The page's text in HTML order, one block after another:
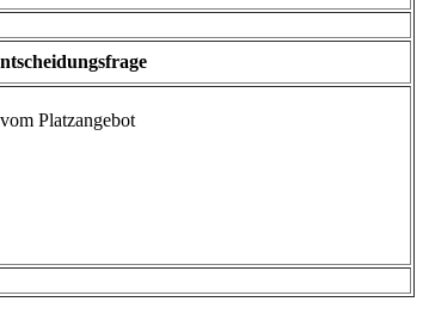
Platzangebot